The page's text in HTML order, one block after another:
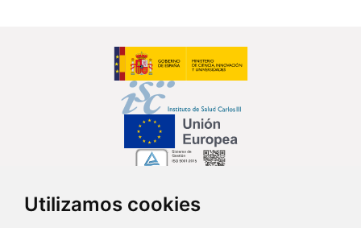
Utilizamos cookies
Síguenos en...